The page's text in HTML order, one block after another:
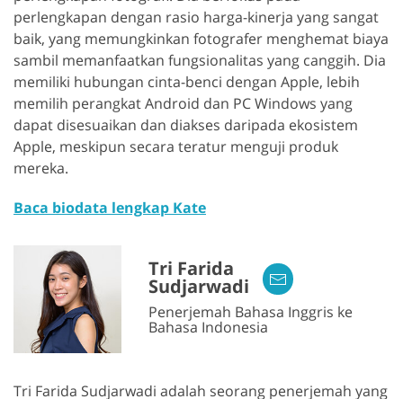
perlengkapan dengan rasio harga-kinerja yang sangat
baik, yang memungkinkan fotografer menghemat biaya
sambil memanfaatkan fungsionalitas yang canggih. Dia
memiliki hubungan cinta-benci dengan Apple, lebih
memilih perangkat Android dan PC Windows yang
dapat disesuaikan dan diakses daripada ekosistem
Apple, meskipun secara teratur menguji produk
mereka.
Baca biodata lengkap Kate
Tri Farida
Sudjarwadi
Penerjemah Bahasa Inggris ke
Bahasa Indonesia
Tri Farida Sudjarwadi adalah seorang penerjemah yang